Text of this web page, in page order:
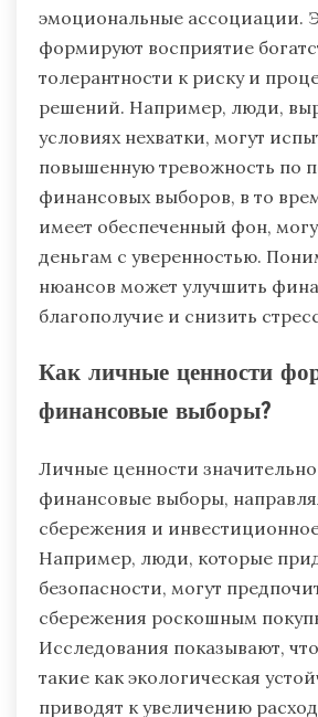
эмоциональные ассоциации.
формируют восприятие
толерантности к риску и
решений. Например, люди,
условиях нехватки, могут
повышенную тревожность по
финансовых выборов, в то
имеет обеспеченный фон,
деньгам с уверенностью.
нюансов может улучшить
благополучие и снизить
Как личные ценности
финансовые выборы?
Личные ценности
финансовые выборы,
сбережения и
Например, люди, которые
безопасности, могут
сбережения роскошным
Исследования показывают,
такие как экологическая
приводят к увеличению